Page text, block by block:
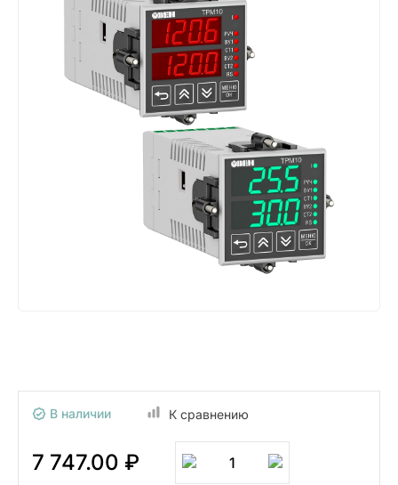
В наличии К сравнению
7 747.00 ₽ 1